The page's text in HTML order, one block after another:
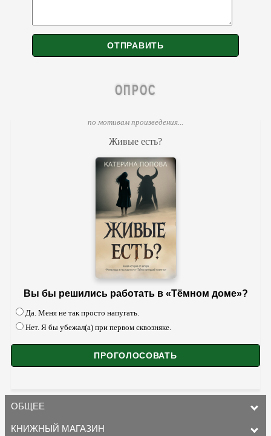
ОПРОС
по мотивам произведения...
Живые есть?
Вы бы решились работать в «Тёмном доме»?
Да. Меня не так просто напугать.
Нет. Я бы убежал(а) при первом сквозняке.
ОБЩЕЕ
КНИЖНЫЙ МАГАЗИН